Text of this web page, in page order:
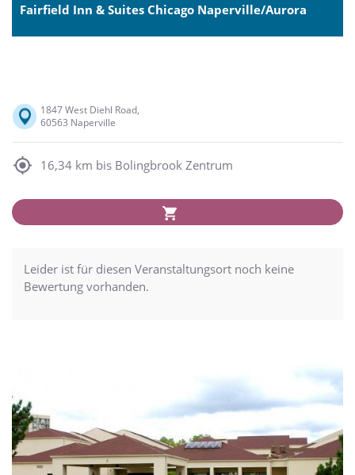
Fairfield Inn & Suites Chicago Naperville/Aurora
1847 West Diehl Road,
60563 Naperville
16,34 km bis Bolingbrook Zentrum
Leider ist für diesen Veranstaltungsort noch keine
Bewertung vorhanden.